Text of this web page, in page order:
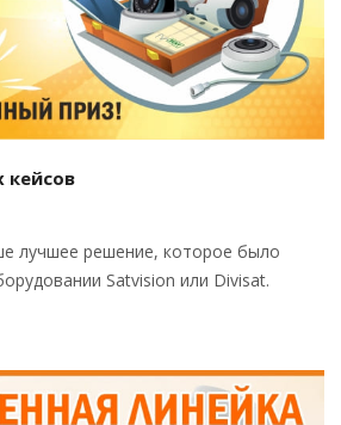
кейсов
лучшее решение, которое было
Satvision или Divisat.